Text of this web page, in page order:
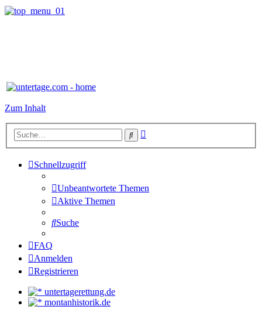
Zum Inhalt
Suche
Schnellzugriff
Unbeantwortete Themen
Aktive Themen
Suche
FAQ
Anmelden
Registrieren
untertagerettung.de
montanhistorik.de